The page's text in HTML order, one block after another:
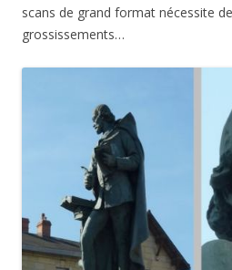
scans de grand format nécessite
grossissements…